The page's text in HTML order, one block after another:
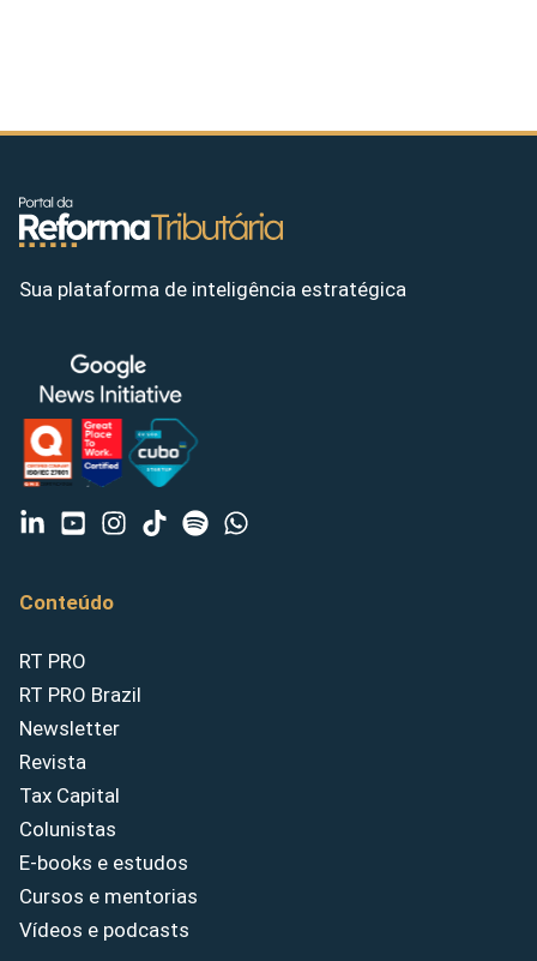
Sua plataforma de inteligência estratégica
Conteúdo
RT PRO
RT PRO Brazil
Newsletter
Revista
Tax Capital
Colunistas
E-books e estudos
Cursos e mentorias
Vídeos e podcasts